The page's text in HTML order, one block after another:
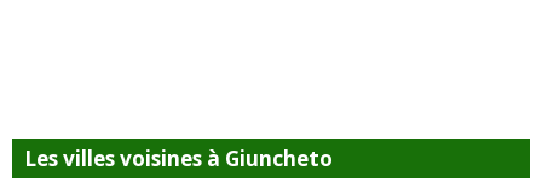
Les villes voisines à Giuncheto